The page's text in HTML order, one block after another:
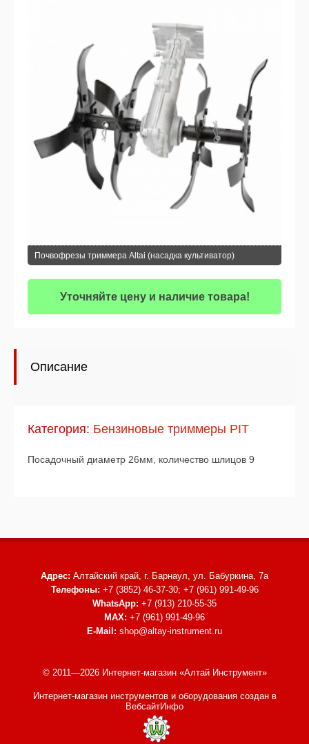
Почвофрезы триммера Altai (насадка культиватор)
Уточняйте цену и наличие товара!
Описание
Категория: Бензиновые триммеры PIT
Посадочный диаметр 26мм, количество шлицов 9
Адрес: Алтайский край, г. Барнаул, ул. Бабуркина, 7а
Телефоны: +7 (3852) 46-37-30; +7 (961) 991-49-96
WhatsApp: +7 (913) 210-55-35
MAX: +7 (961) 991-49-96
E-Mail: shop@altay-instrument.ru
© 2011—2026 Интернет-магазин «Алтай Инструмент»
Интернет-магазин инструментов и оборудованиясоздан в
ВебсайтИнфо